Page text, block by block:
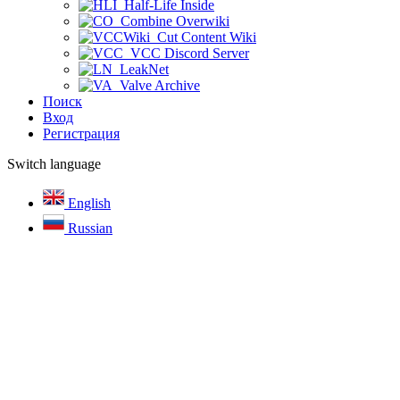
Half-Life Inside
Combine Overwiki
Cut Content Wiki
VCC Discord Server
LeakNet
Valve Archive
Поиск
Вход
Регистрация
Switch language
English
Russian